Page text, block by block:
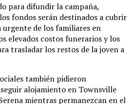
para difundir la campaña,
fondos serán destinados a cubrir
urgente de los familiares en
elevados costos funerarios y los
trasladar los restos de la joven a
también pidieron
alojamiento en Townsville
mientras permanezcan en el